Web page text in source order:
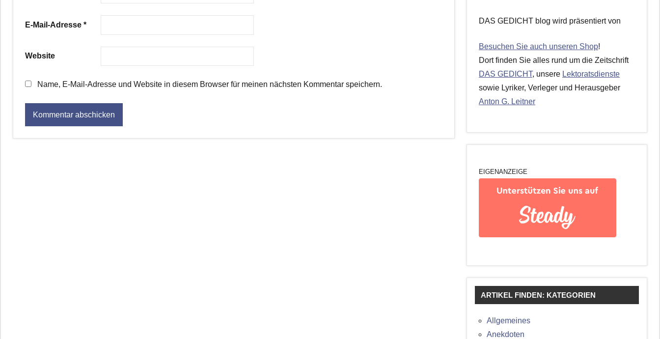
E-Mail-Adresse *
Website
Name, E-Mail-Adresse und Website in diesem Browser für meinen nächsten Kommentar speichern.
DAS GEDICHT blog wird präsentiert von
Besuchen Sie auch unseren Shop!
Dort finden Sie alles rund um die Zeitschrift
DAS GEDICHT, unsere Lektoratsdienste
sowie Lyriker, Verleger und Herausgeber
Anton G. Leitner
EIGENANZEIGE
ARTIKEL FINDEN: KATEGORIEN
Allgemeines
Anekdoten